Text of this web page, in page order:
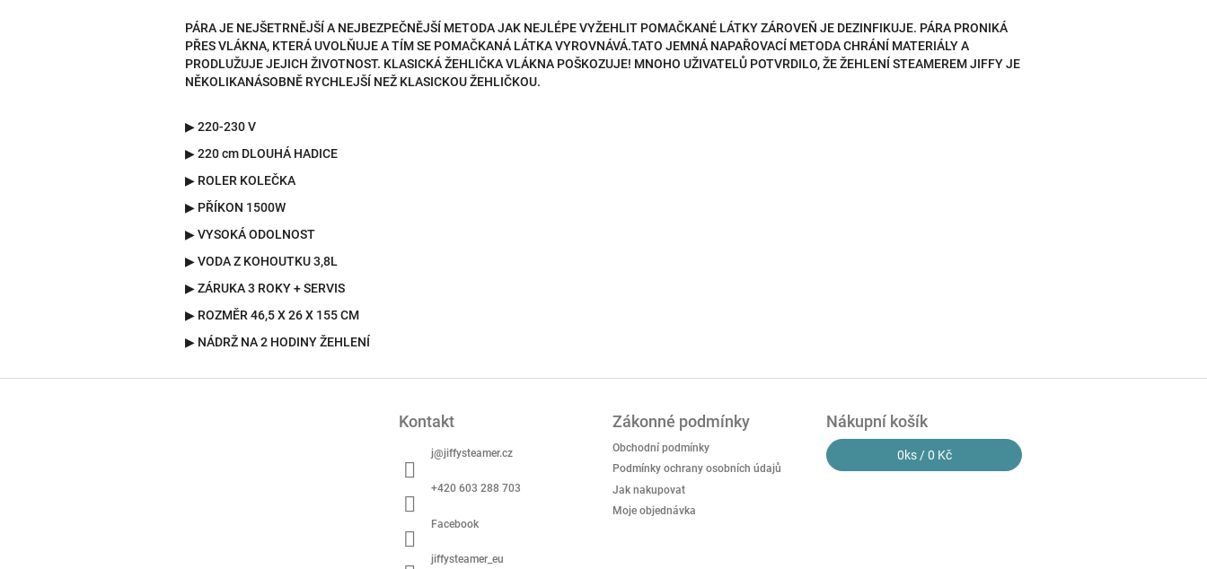
PÁRA JE NEJŠETRNĚJŠÍ A NEJBEZPEČNĚJŠÍ METODA JAK NEJLÉPE VYŽEHLIT POMAČKANÉ LÁTKY ZÁROVEŇ JE DEZINFIKUJE. PÁRA PRONIKÁ
PŘES VLÁKNA, KTERÁ UVOLŇUJE A TÍM SE POMAČKANÁ LÁTKA VYROVNÁVÁ.TATO JEMNÁ NAPAŘOVACÍ METODA CHRÁNÍ MATERIÁLY A
PRODLUŽUJE JEJICH ŽIVOTNOST. KLASICKÁ ŽEHLIČKA VLÁKNA POŠKOZUJE! MNOHO UŽIVATELŮ POTVRDILO, ŽE ŽEHLENÍ STEAMEREM JIFFY JE
NĚKOLIKANÁSOBNĚ RYCHLEJŠÍ NEŽ KLASICKOU ŽEHLIČKOU.
▶ 220-230 V
▶220 cm DLOUHÁ HADICE
▶ ROLER KOLEČKA
▶ PŘÍKON 1500W
▶ VYSOKÁ ODOLNOST
▶ VODA Z KOHOUTKU 3,8L
▶ ZÁRUKA 3 ROKY + SERVIS
▶ ROZMĚR 46,5 X 26 X 155 CM
▶ NÁDRŽ NA 2 HODINY ŽEHLENÍ
Kontakt
j@jiffysteamer.cz
+420 603 288 703
Facebook
jiffysteamer_eu
Zákonné podmínky
Obchodní podmínky
Podmínky ochrany osobních údajů
Jak nakupovat
Moje objednávka
Nákupní košík
0ks /0 Kč